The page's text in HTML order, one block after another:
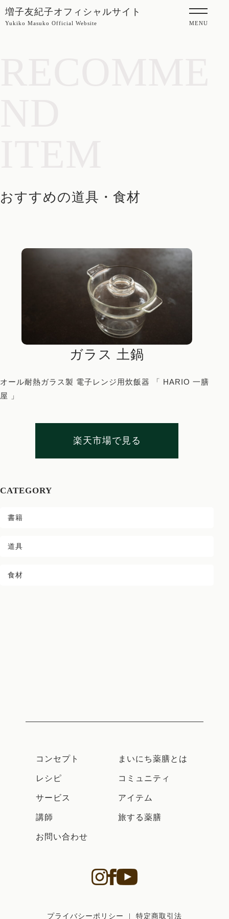
増子友紀子オフィシャルサイト
Yukiko Masuko Official Website MENU
Works
薬膳講座
講師
旅する薬膳
おすすめの道具・食材
CATEGORY
書籍
道具
食材
ガラス 土鍋
オール耐熱ガラス製 電子レンジ用炊飯器 「 HARIO 一膳
屋 」
楽天市場で見る
コンセプト まいにち薬膳とは
レシピ コミュニティ
サービス アイテム
講師 旅する薬膳
お問い合わせ
プライバシーポリシー 特定商取引法